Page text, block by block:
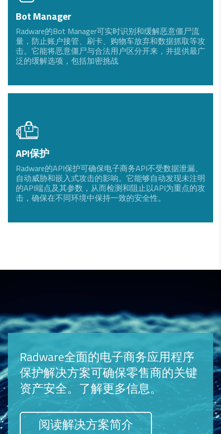
Bot Manager
Radware的Bot Manager可实时识别和缓解恶意僵尸流
量，防止账户接管、刷卡、购物车放弃和数据抓取等攻
击。它能将恶意僵尸与合法用户区分开来，并提供最广
泛的缓解选项，包括加密挑战
API保护
Radware的API保护可确保电子商务API不受数据泄漏、
自动威胁和嵌入式攻击的影响。它能够自动发现未注明
的API端点及其参数，从而检测和阻止以API为重点的攻
击，确保在不同环境中保持一致的安全性。
Radware全面的电子商务应用程序
保护解决方案可确保零售商的关键
资产安全。了解更多信息。
阅读解决方案简介